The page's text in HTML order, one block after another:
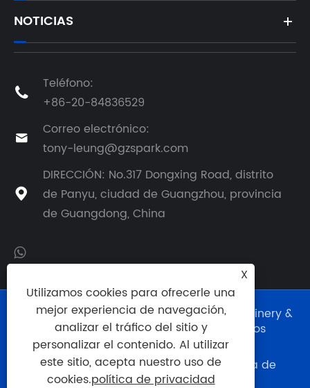
NOTICIAS

Teléfono:
+86-20-84836529

Correo electrónico:
tony-leung@gzspark.com

DIRECCIÓN: No.317 Dongxing Road, distrito
de Panyu, ciudad de Guangzhou, provincia
de Guangdong, China
Copyright © 2024 Guangzhou Eurkay Machinery &
Technology Co., Ltd. Todos los derechos
reservados.
Links | Sitemap | RSS | XML | política de
privacidad |
X
Utilizamos cookies para ofrecerle una
mejor experiencia de navegación,
analizar el tráfico del sitio y
personalizar el contenido. Al utilizar
este sitio, acepta nuestro uso de
cookies.política de privacidad